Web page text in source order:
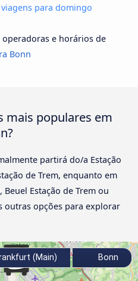
para domingo
e horários de
Bonn
mais populares em
partirá do/a Estação
de Trem, enquanto em
Estação de Trem ou
outras opções para explorar
(Main) Bonn